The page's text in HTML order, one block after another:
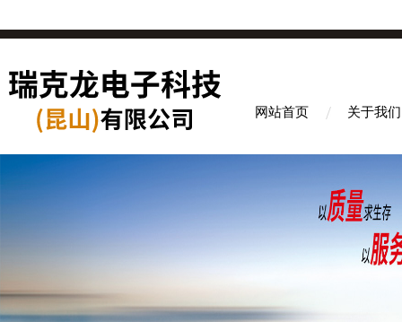
网站首页 关于我们